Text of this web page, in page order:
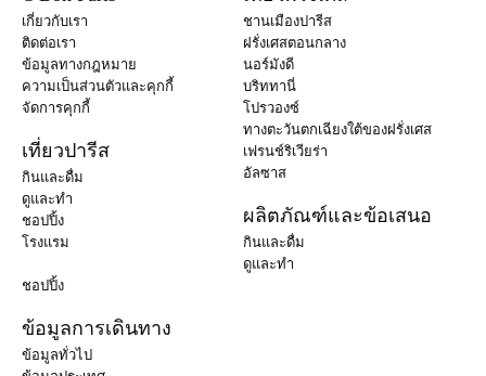
เกี่ยวกับเรา
ติดต่อเรา
ข้อมูลทางกฎหมาย
ความเป็นส่วนตัวและคุกกี้
จัดการคุกกี้
เที่ยวปารีส
กินและดื่ม
ดูและทำ
ชอปปิ้ง
โรงแรม
ชานเมืองปารีส
ฝรั่งเศสตอนกลาง
นอร์มังดี
บริททานี่
โปรวองซ์
ทางตะวันตกเฉียงใต้ของฝรั่งเศส
เฟรนช์ริเวียร่า
อัลซาส
ผลิตภัณฑ์และข้อเสนอ
กินและดื่ม
ดูและทำ
ชอปปิ้ง
ข้อมูลการเดินทาง
ข้อมูลทั่วไป